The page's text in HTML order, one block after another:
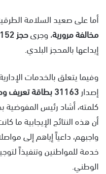
أما على صعيد السلامة
مخالفة مرورية، وجرىحجز 152 سيارة و493 دراجة نارية
إيداعها بالمحجز البلدي.
وفيما يتعلق بالخدمات
إصدار31163 بطاقة تعريف وطنية
كلمته، أشاد رئيس المفوضية
أن هذه النتائج الإيجابية ما
واجبهم، داعياً إياهم إلى
خدمة للمواطنين وتنفيذاً
الوطني.